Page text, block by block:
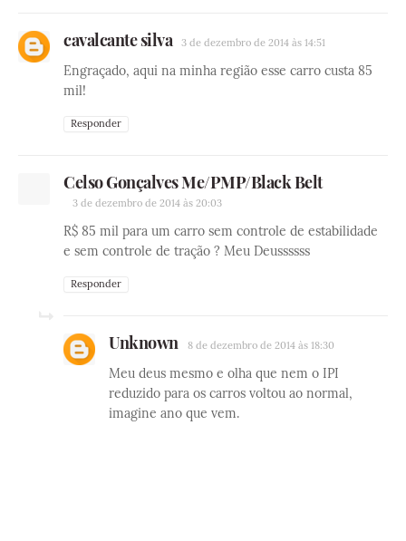
cavalcante silva 3 de dezembro de 2014 às 14:51
Engraçado, aqui na minha região esse carro custa 85
mil!
Responder
Celso Gonçalves Me/PMP/Black Belt
3 de dezembro de 2014 às 20:03
R$ 85 mil para um carro sem controle de estabilidade
e sem controle de tração ? Meu Deussssss
Responder
Unknown 8 de dezembro de 2014 às 18:30
Meu deus mesmo e olha que nem o IPI
reduzido para os carros voltou ao normal,
imagine ano que vem.